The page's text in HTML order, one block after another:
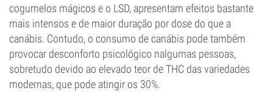
cogumelos mágicos e o LSD, apresentam efeitos bastante
mais intensos e de maior duração por dose do que a
canábis. Contudo, o consumo de canábis pode também
provocar desconforto psicológico nalgumas pessoas,
sobretudo devido ao elevado teor de THC das variedades
modernas, que pode atingir os 30%.